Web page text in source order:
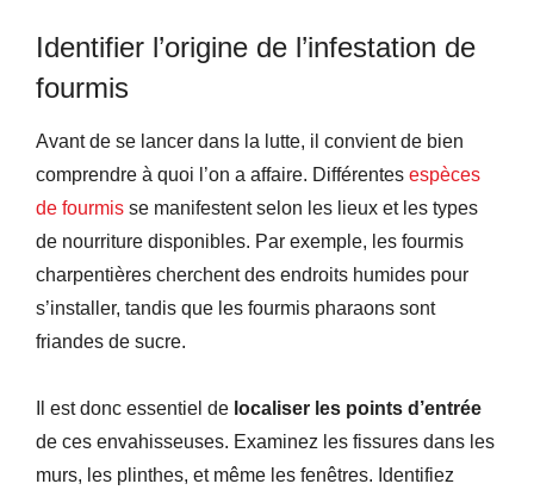
Identifier l’origine de l’infestation de
fourmis
Avant de se lancer dans la lutte, il convient de bien
comprendre à quoi l’on a affaire. Différentes espèces
de fourmis se manifestent selon les lieux et les types
de nourriture disponibles. Par exemple, les fourmis
charpentières cherchent des endroits humides pour
s’installer, tandis que les fourmis pharaons sont
friandes de sucre.
Il est donc essentiel de localiser les points d’entrée
de ces envahisseuses. Examinez les fissures dans les
murs, les plinthes, et même les fenêtres. Identifiez